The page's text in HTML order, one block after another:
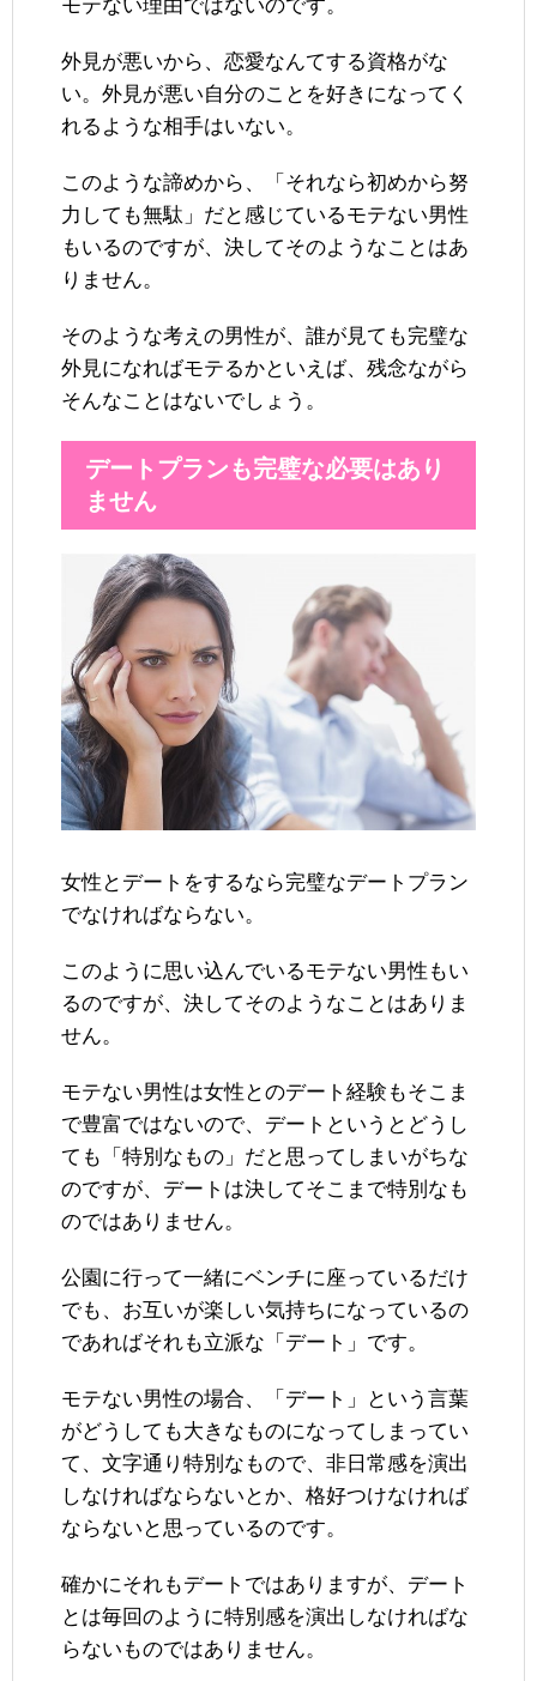
モテない理由ではないのです。
外見が悪いから、恋愛なんてする資格がな
い。外見が悪い自分のことを好きになってく
れるような相手はいない。
このような諦めから、「それなら初めから努
力しても無駄」だと感じているモテない男性
もいるのですが、決してそのようなことはあ
りません。
そのような考えの男性が、誰が見ても完璧な
外見になればモテるかといえば、残念ながら
そんなことはないでしょう。
デートプランも完璧な必要はあり
ません
女性とデートをするなら完璧なデートプラン
でなければならない。
このように思い込んでいるモテない男性もい
るのですが、決してそのようなことはありま
せん。
モテない男性は女性とのデート経験もそこま
で豊富ではないので、デートというとどうし
ても「特別なもの」だと思ってしまいがちな
のですが、デートは決してそこまで特別なも
のではありません。
公園に行って一緒にベンチに座っているだけ
でも、お互いが楽しい気持ちになっているの
であればそれも立派な「デート」です。
モテない男性の場合、「デート」という言葉
がどうしても大きなものになってしまってい
て、文字通り特別なもので、非日常感を演出
しなければならないとか、格好つけなければ
ならないと思っているのです。
確かにそれもデートではありますが、デート
とは毎回のように特別感を演出しなければな
らないものではありません。